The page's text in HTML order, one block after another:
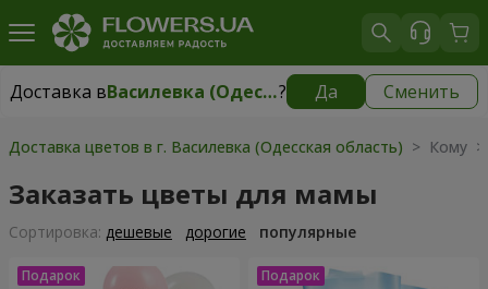
Доставка в Василевка (Одесская область)? Да Сменить
Доставка вВасилевка (Одесская область) |595 грн
Доставка цветов в г. Василевка (Одесская область) > Кому
Заказать цветы для мамы
Cортировка: дешевые дорогие популярные